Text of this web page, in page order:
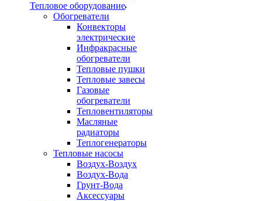
Тепловое оборудование
Обогреватели
Конвекторы
электрические
Инфракрасные
обогреватели
Тепловые пушки
Тепловые завесы
Газовые
обогреватели
Тепловентиляторы
Масляные
радиаторы
Теплогенераторы
Тепловые насосы
Воздух-Воздух
Воздух-Вода
Грунт-Вода
Аксессуары